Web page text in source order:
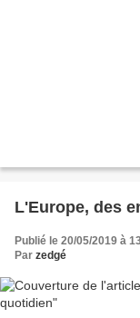
L'Europe, des
Publié le 20/05/2019 à
Par zedgé